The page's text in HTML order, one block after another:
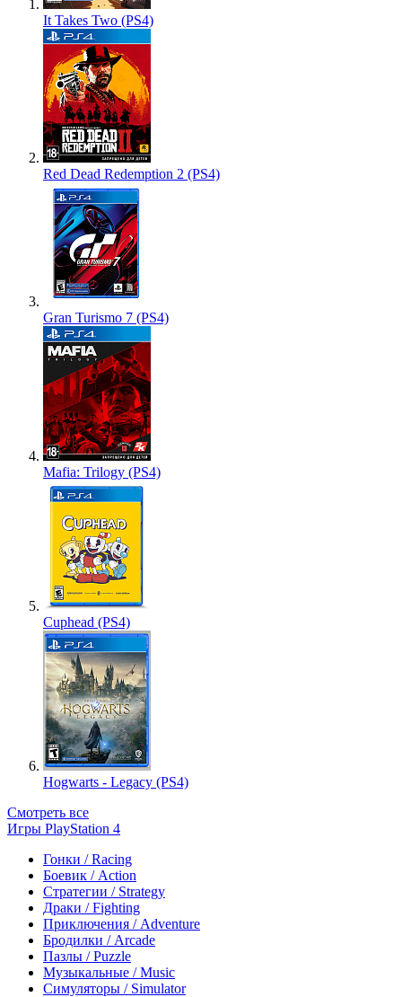
It Takes Two (PS4)
Red Dead Redemption 2 (PS4)
Gran Turismo 7 (PS4)
Mafia: Trilogy (PS4)
Cuphead (PS4)
Hogwarts - Legacy (PS4)
Смотреть все
Игры PlayStation 4
Гонки / Racing
Боевик / Action
Стратегии / Strategy
Драки / Fighting
Приключения / Adventure
Бродилки / Arcade
Пазлы / Puzzle
Музыкальные / Music
Симуляторы / Simulator